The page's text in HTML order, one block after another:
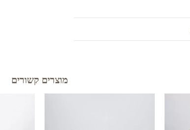
מוצרים קשורים